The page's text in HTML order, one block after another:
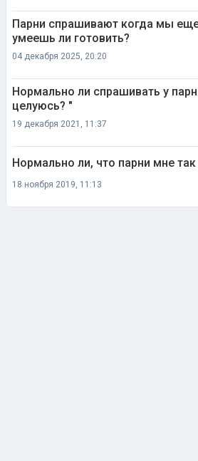
Парни спрашивают когда мы
умеешь ли готовить?
04 декабря 2025, 20:20
Нормально ли спрашивать у
целуюсь? "
19 декабря 2021, 11:37
Нормально ли, что парни мне
18 ноября 2019, 11:13